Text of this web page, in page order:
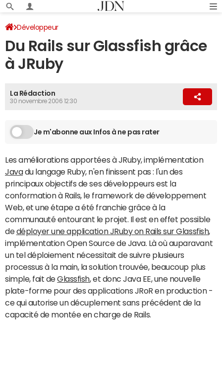
Développeur
Du Rails sur Glassfish grâce
à JRuby
La Rédaction
30 novembre 2006 12:30
Je m'abonne aux Infos à ne pas rater
Les améliorations apportées à JRuby, implémentation
Javadu langage Ruby, n'en finissent pas : l'un des
principaux objectifs de ses développeurs est la
conformation à Rails, le framework de développement
Web, et une étape a été franchie grâce à la
communauté entourant le projet. Il est en effet possible
dedéployer une application JRuby on Rails sur Glassfish,
implémentation Open Source de Java. Là où auparavant
un tel déploiement nécessitait de suivre plusieurs
processus à la main, la solution trouvée, beaucoup plus
simple, fait deGlassfish, et donc Java EE, une nouvelle
plate-forme pour des applications JRoR en production -
ce qui autorise un décuplement sans précédent de la
capacité de montée en charge de Rails.